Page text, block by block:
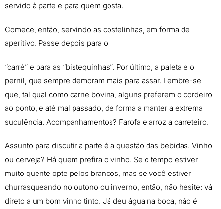
servido à parte e para quem gosta.
Comece, então, servindo as costelinhas, em forma de
aperitivo. Passe depois para o
“carré” e para as “bistequinhas”. Por último, a paleta e o
pernil, que sempre demoram mais para assar. Lembre-se
que, tal qual como carne bovina, alguns preferem o cordeiro
ao ponto, e até mal passado, de forma a manter a extrema
suculência. Acompanhamentos? Farofa e arroz a carreteiro.
Assunto para discutir a parte é a questão das bebidas. Vinho
ou cerveja? Há quem prefira o vinho. Se o tempo estiver
muito quente opte pelos brancos, mas se você estiver
churrasqueando no outono ou inverno, então, não hesite: vá
direto a um bom vinho tinto. Já deu água na boca, não é